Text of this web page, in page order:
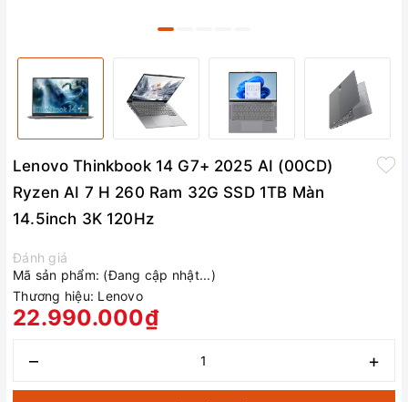
Lenovo Thinkbook 14 G7+ 2025 AI (00CD)
Ryzen AI 7 H 260 Ram 32G SSD 1TB Màn
14.5inch 3K 120Hz
Đánh giá
Mã sản phẩm: (Đang cập nhật...)
Thương hiệu: Lenovo
22.990.000₫
– +